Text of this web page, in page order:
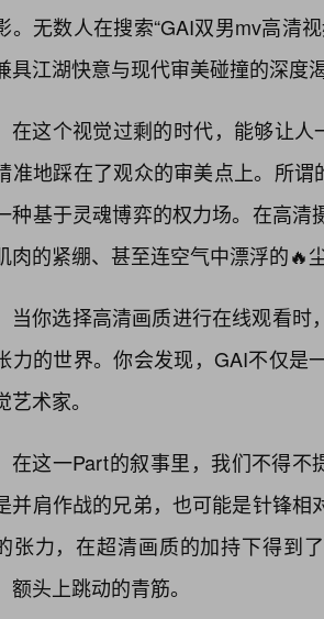
。无数人在搜索“GAI双男mv高清
具江湖快意与现代审美碰撞的深度
在这个视觉过剩的时代，能够让
准地踩在了观众的审美点上。所
种基于灵魂博弈的权力场。在高
肉的紧绷、甚至连空气中漂浮的🔥
当你选择高清画质进行在线观看
力的世界。你会发现，GAI不仅是
艺术家。
在这一Part的叙事里，我们不得不
并肩作战的兄弟，也可能是针锋
张力，在超清画质的加持下得到
额头上跳动的青筋。